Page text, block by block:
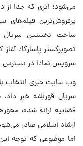
می‌شود؛ اثری که جدا از
ساخت نخستین سریال
تصویرگستر پاسارگاد
سرویس نمادا در دسترس
وب سایت خبری انتخاب
سریال قورباغه خبر
قضاییه ارائه شده،
ارشاد اسلامی صادر
اما موضوعی که توجه